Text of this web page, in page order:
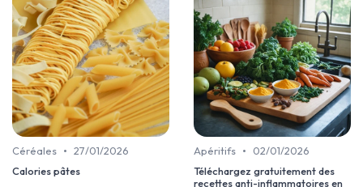
Céréales • 27/01/2026
Calories pâtes
Apéritifs •
02/01/2026
Téléchargez gratuitement des
recettes anti-inflammatoires en